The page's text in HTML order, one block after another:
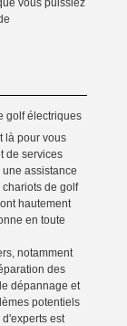
vous puissiez
golf électriques
là pour vous
de services
assistance
de golf
hautement
en toute
notamment
des
dépannage et
potentiels
est